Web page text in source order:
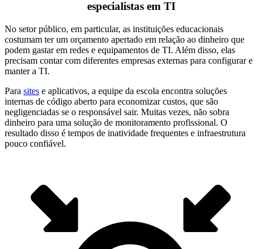
especialistas em TI
No setor público, em particular, as instituições educacionais
costumam ter um orçamento apertado em relação ao dinheiro que
podem gastar em redes e equipamentos de TI. Além disso, elas
precisam contar com diferentes empresas externas para configurar e
manter a TI.
Para sites e aplicativos, a equipe da escola encontra soluções
internas de código aberto para economizar custos, que são
negligenciadas se o responsável sair. Muitas vezes, não sobra
dinheiro para uma solução de monitoramento profissional. O
resultado disso é tempos de inatividade frequentes e infraestrutura
pouco confiável.